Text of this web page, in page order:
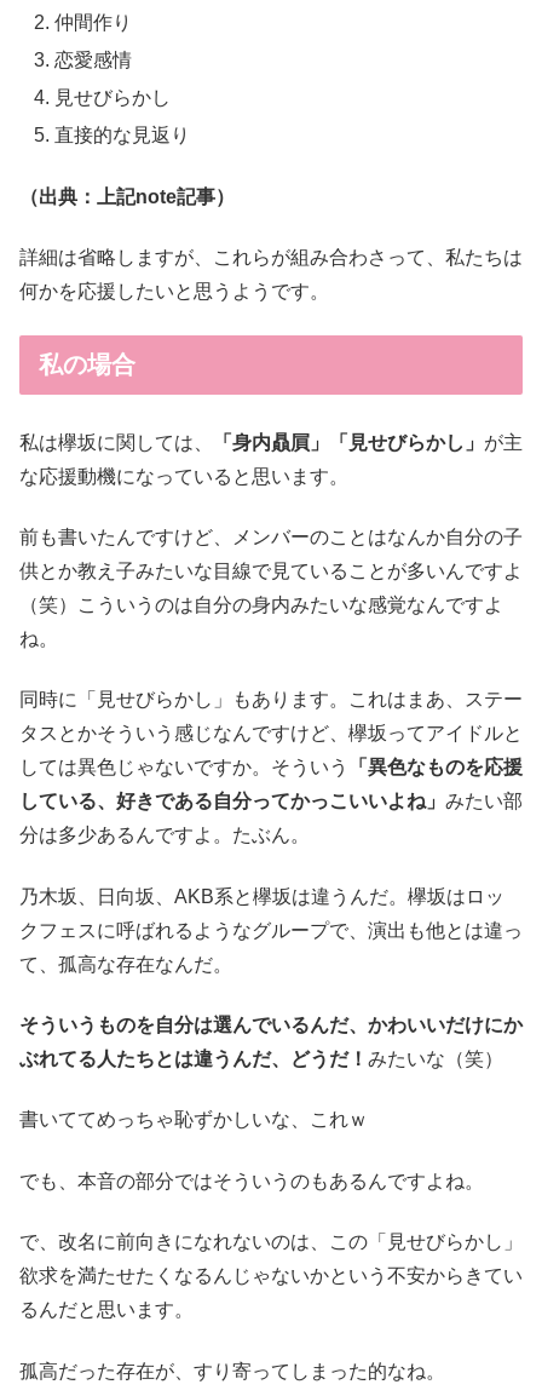
仲間作り
恋愛感情
見せびらかし
直接的な見返り
（出典：上記note記事）
詳細は省略しますが、これらが組み合わさって、私たちは
何かを応援したいと思うようです。
私の場合
私は欅坂に関しては、 「身内贔屓」「見せびらかし」 が主
な応援動機になっていると思います。
前も書いたんですけど、メンバーのことはなんか自分の子
供とか教え子みたいな目線で見ていることが多いんですよ
（笑）こういうのは自分の身内みたいな感覚なんですよ
ね。
同時に「見せびらかし」もあります。これはまあ、ステー
タスとかそういう感じなんですけど、欅坂ってアイドルと
しては異色じゃないですか。そういう
「異色なものを応援
している、好きである自分ってかっこいいよね」 みたい部
分は多少あるんですよ。たぶん。
乃木坂、日向坂、AKB系と欅坂は違うんだ。欅坂はロッ
クフェスに呼ばれるようなグループで、演出も他とは違っ
て、孤高な存在なんだ。
そういうものを自分は選んでいるんだ、かわいいだけにか
ぶれてる人たちとは違うんだ、どうだ！ みたいな（笑）
書いててめっちゃ恥ずかしいな、これｗ
でも、本音の部分ではそういうのもあるんですよね。
で、改名に前向きになれないのは、この「見せびらかし」
欲求を満たせたくなるんじゃないかという不安からきてい
るんだと思います。
孤高だった存在が、すり寄ってしまった的なね。